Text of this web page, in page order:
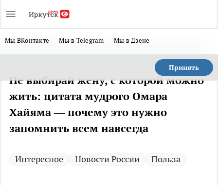
Мы ВКонтакте Мы в Telegram Мы в Дзене
Принять
Не выбирай жену, с которой можно
жить: цитата мудрого Омара
Хайяма — почему это нужно
запомнить всем навсегда
Интересное Новости России Польза